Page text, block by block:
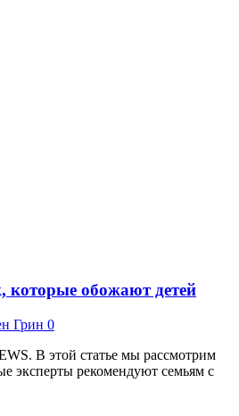
которые обожают детей
Грин 0
В этой статье мы рассмотрим
эксперты рекомендуют семьям с